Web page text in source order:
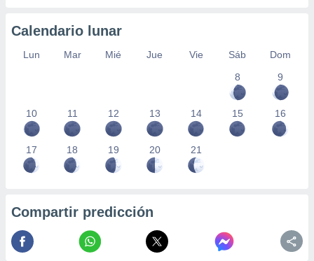
Calendario lunar
Lun Mar Mié Jue Vie Sáb
Dom
8
9
10 11 12 13 14 15 16
17 18 19 20 21
Compartir predicción